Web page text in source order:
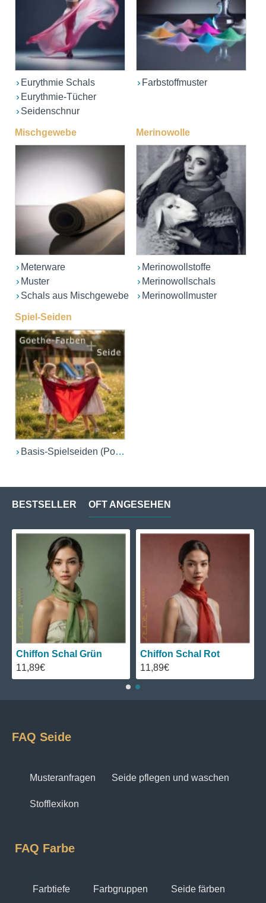
Eurythmie Schals
Eurythmie-Tücher
Seidenschnur
Farbstoffmuster
Mischgewebe
Meterware
Muster
Schals aus Mischgewebe
Merinowolle
Merinowollstoffe
Merinowollschals
Merinowollmuster
Spiel-Seiden
Basis-Spielseiden (Ponge 05/06)
BESTSELLER OFT ANGESEHEN
Chiffon Schal Grün
11,89€
Chiffon Schal Rot
11,89€
FAQ Seide
Musteranfragen Seide pflegen und waschen
Stofflexikon
FAQ Farbe
Farbtiefe Farbgruppen Seide färben